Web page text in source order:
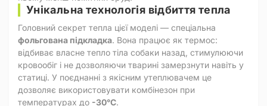
Унікальна технологія відбиття тепла
Головний секрет тепла цієї моделі — спеціальна
фольгована підкладка. Вона працює як термос:
відбиває власне тепло тіла собаки назад, стимулюючи
кровообіг і не дозволяючи тварині замерзнути навіть у
статиці. У поєднанні з якісним утеплювачем це
дозволяє використовувати комбінезон при
температурах до -30°C.